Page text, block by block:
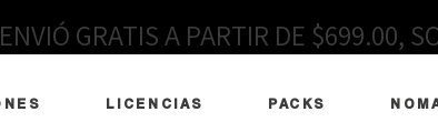
ENVIÓ GRATIS A PARTIR DE $699.00,
LICENCIAS PACKS